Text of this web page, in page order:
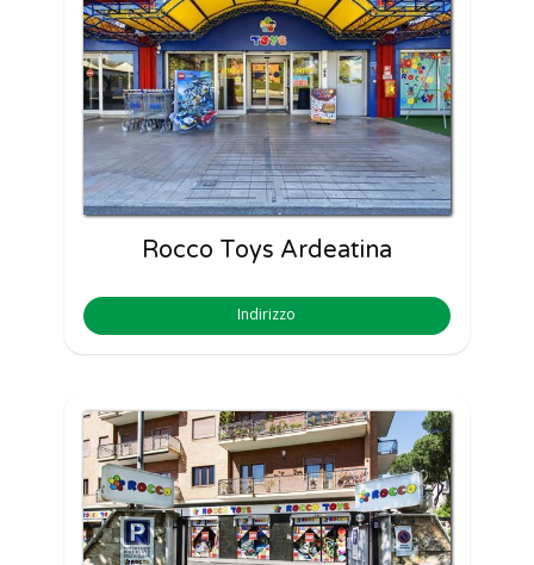
Rocco Toys Ardeatina
Indirizzo